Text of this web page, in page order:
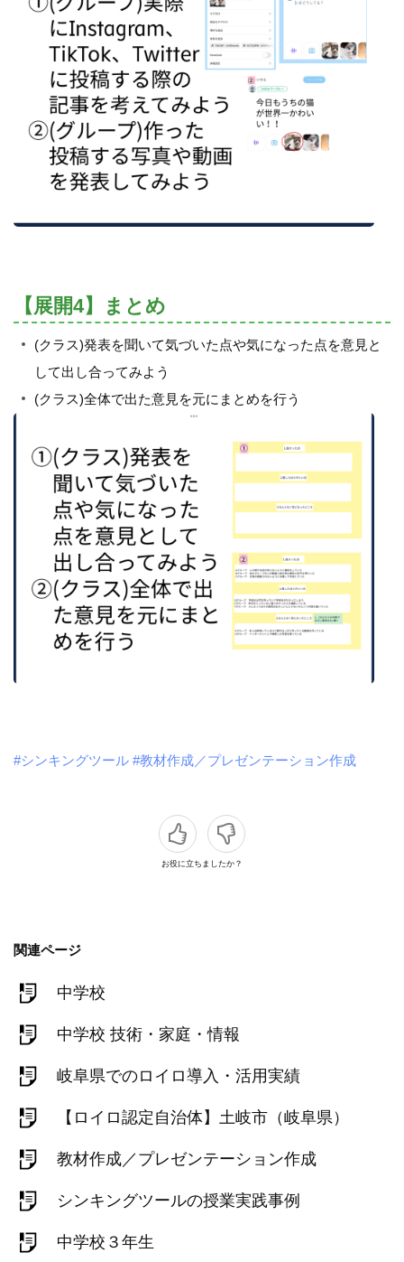
【展開4】まとめ
(クラス)発表を聞いて気づいた点や気になった点を意見と
して出し合ってみよう
(クラス)全体で出た意見を元にまとめを行う
#シンキングツール #教材作成／プレゼンテーション作成
お役に立ちましたか？
関連ページ
中学校
中学校 技術・家庭・情報
岐阜県でのロイロ導入・活用実績
【ロイロ認定自治体】土岐市（岐阜県）
教材作成／プレゼンテーション作成
シンキングツールの授業実践事例
中学校３年生